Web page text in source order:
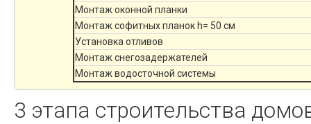
Монтаж оконной планки
Монтаж софитных планок h= 50 см
Установка отливов
Монтаж снегозадержателей
Монтаж водосточной системы
3 этапа строительства